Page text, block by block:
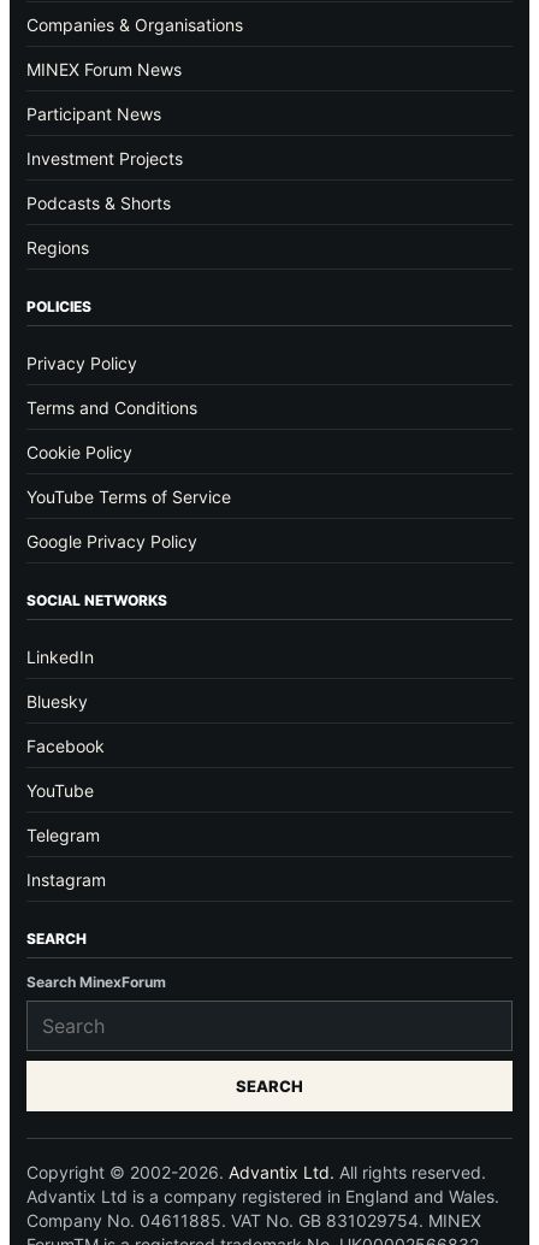
Companies & Organisations
MINEX Forum News
Participant News
Investment Projects
Podcasts & Shorts
Regions
POLICIES
Privacy Policy
Terms and Conditions
Cookie Policy
YouTube Terms of Service
Google Privacy Policy
SOCIAL NETWORKS
LinkedIn
Bluesky
Facebook
YouTube
Telegram
Instagram
SEARCH
Search MinexForum
SEARCH
Copyright © 2002-2026. Advantix Ltd. All rights reserved.
Advantix Ltd is a company registered in England and Wales.
Company No. 04611885. VAT No. GB 831029754. MINEX